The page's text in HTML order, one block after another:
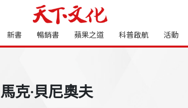
新書 暢銷書 蘋果之道 科普啟航 活動
馬克‧貝尼奧夫